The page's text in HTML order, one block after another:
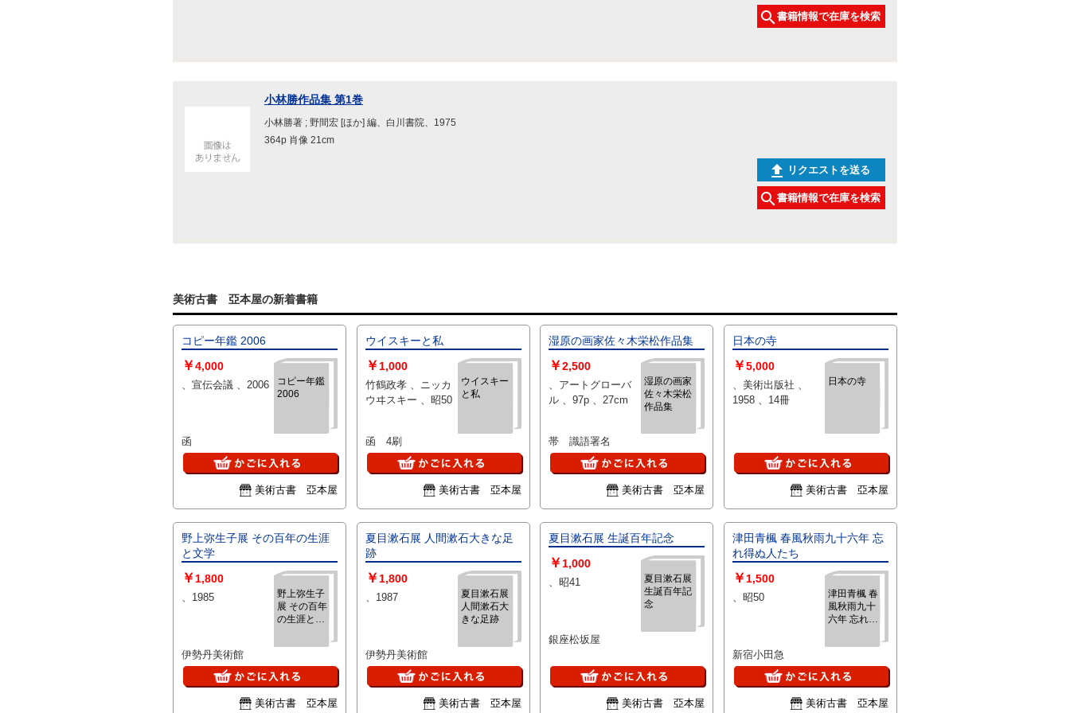
書籍情報で在庫を検索
小林勝作品集 第1巻
小林勝著 ; 野間宏 [ほか] 編、白川書院、1975
364p 肖像 21cm
リクエストを送る
書籍情報で在庫を検索
美術古書 亞本屋の新着書籍
コピー年鑑 2006
コピー年鑑
2006
￥4,000
、宣伝会議 、2006
函
美術古書 亞本屋
ウイスキーと私
ウイスキー
と私
￥ 1,000
竹鶴政孝 、ニッカ
ウヰスキー 、昭50
函 4刷
美術古書 亞本屋
湿原の画家佐々木栄松作品集
湿原の画家
佐々木栄松
作品集
￥2,500
、アートグローバ
ル 、97p 、27cm
帯 識語署名
美術古書 亞本屋
日本の寺
日本の寺
￥5,000
、美術出版社 、
1958 、14冊
美術古書 亞本屋
野上弥生子展 その百年の生涯
と文学
野上弥生子
展 その百年
の生涯と文
￥ 1,800
、1985
伊勢丹美術館
美術古書 亞本屋
夏目漱石展 人間漱石大きな足
跡
夏目漱石展
人間漱石大
きな足跡
￥ 1,800
、1987
伊勢丹美術館
美術古書 亞本屋
夏目漱石展 生誕百年記念
夏目漱石展
生誕百年記
念
￥1,000
、昭41
銀座松坂屋
美術古書 亞本屋
津田青楓 春風秋雨九十六年 忘
れ得ぬ人たち
津田青楓 春
風秋雨九十
六年 忘れ得
￥ 1,500
、昭50
新宿小田急
美術古書 亞本屋